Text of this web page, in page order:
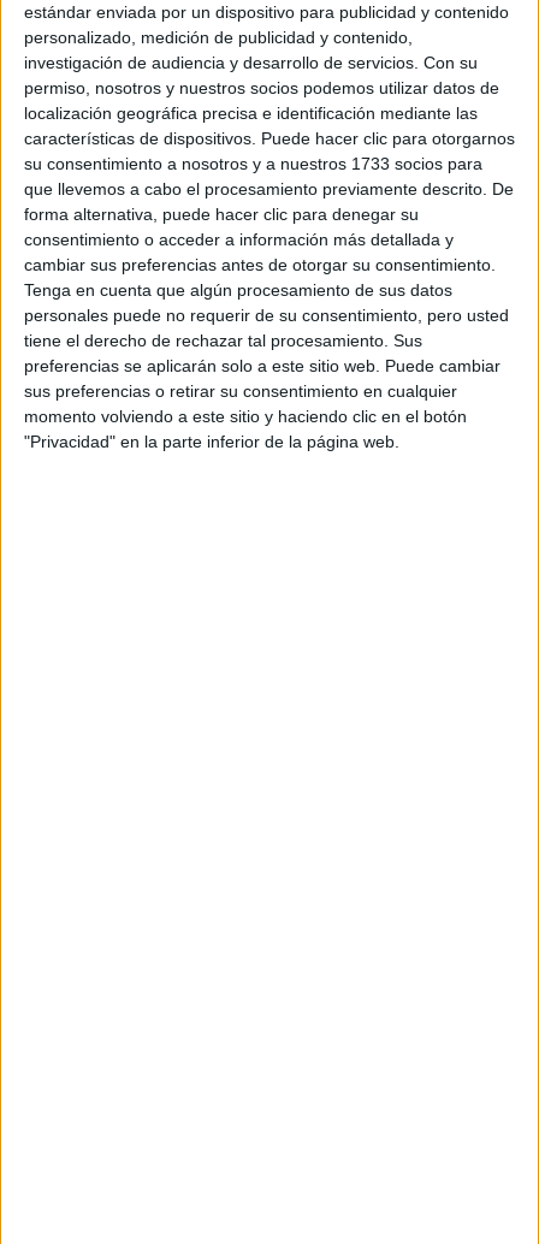
estándar enviada por un dispositivo para publicidad y contenido
personalizado, medición de publicidad y contenido,
investigación de audiencia y desarrollo de servicios. Con su
permiso, nosotros y nuestros socios podemos utilizar datos de
localización geográfica precisa e identificación mediante las
características de dispositivos. Puede hacer clic para otorgarnos
su consentimiento a nosotros y a nuestros 1733 socios para
que llevemos a cabo el procesamiento previamente descrito. De
forma alternativa, puede hacer clic para denegar su
consentimiento o acceder a información más detallada y
cambiar sus preferencias antes de otorgar su consentimiento.
Tenga en cuenta que algún procesamiento de sus datos
personales puede no requerir de su consentimiento, pero usted
tiene el derecho de rechazar tal procesamiento. Sus
preferencias se aplicarán solo a este sitio web. Puede cambiar
sus preferencias o retirar su consentimiento en cualquier
momento volviendo a este sitio y haciendo clic en el botón
"Privacidad" en la parte inferior de la página web.
Grado en Biomedicina
Grado en Ciencias de la Actividad Física y del Deporte
Grado en Diseño de Videojuegos
Grado en Diseño Industrial y Desarrollo de Producto
Grado en Enfermería
Grado en Farmacia
Grado en Fisioterapia
Grado en Inteligencia Artificial y Computación
Grado en Odontología
Grado en Analítica de Negocio (Business Analytics)
Doble Grado en Ciencias de la Actividad Física y del Deporte +
Máster Universitario en Fisioterapia Deportiva